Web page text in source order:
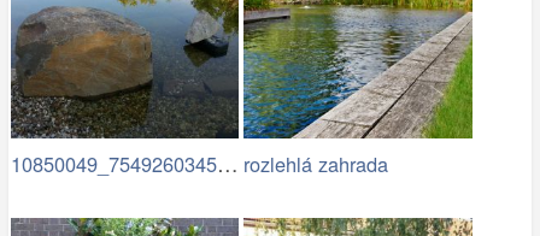
10850049_754926034583472… rozlehlá zahrada